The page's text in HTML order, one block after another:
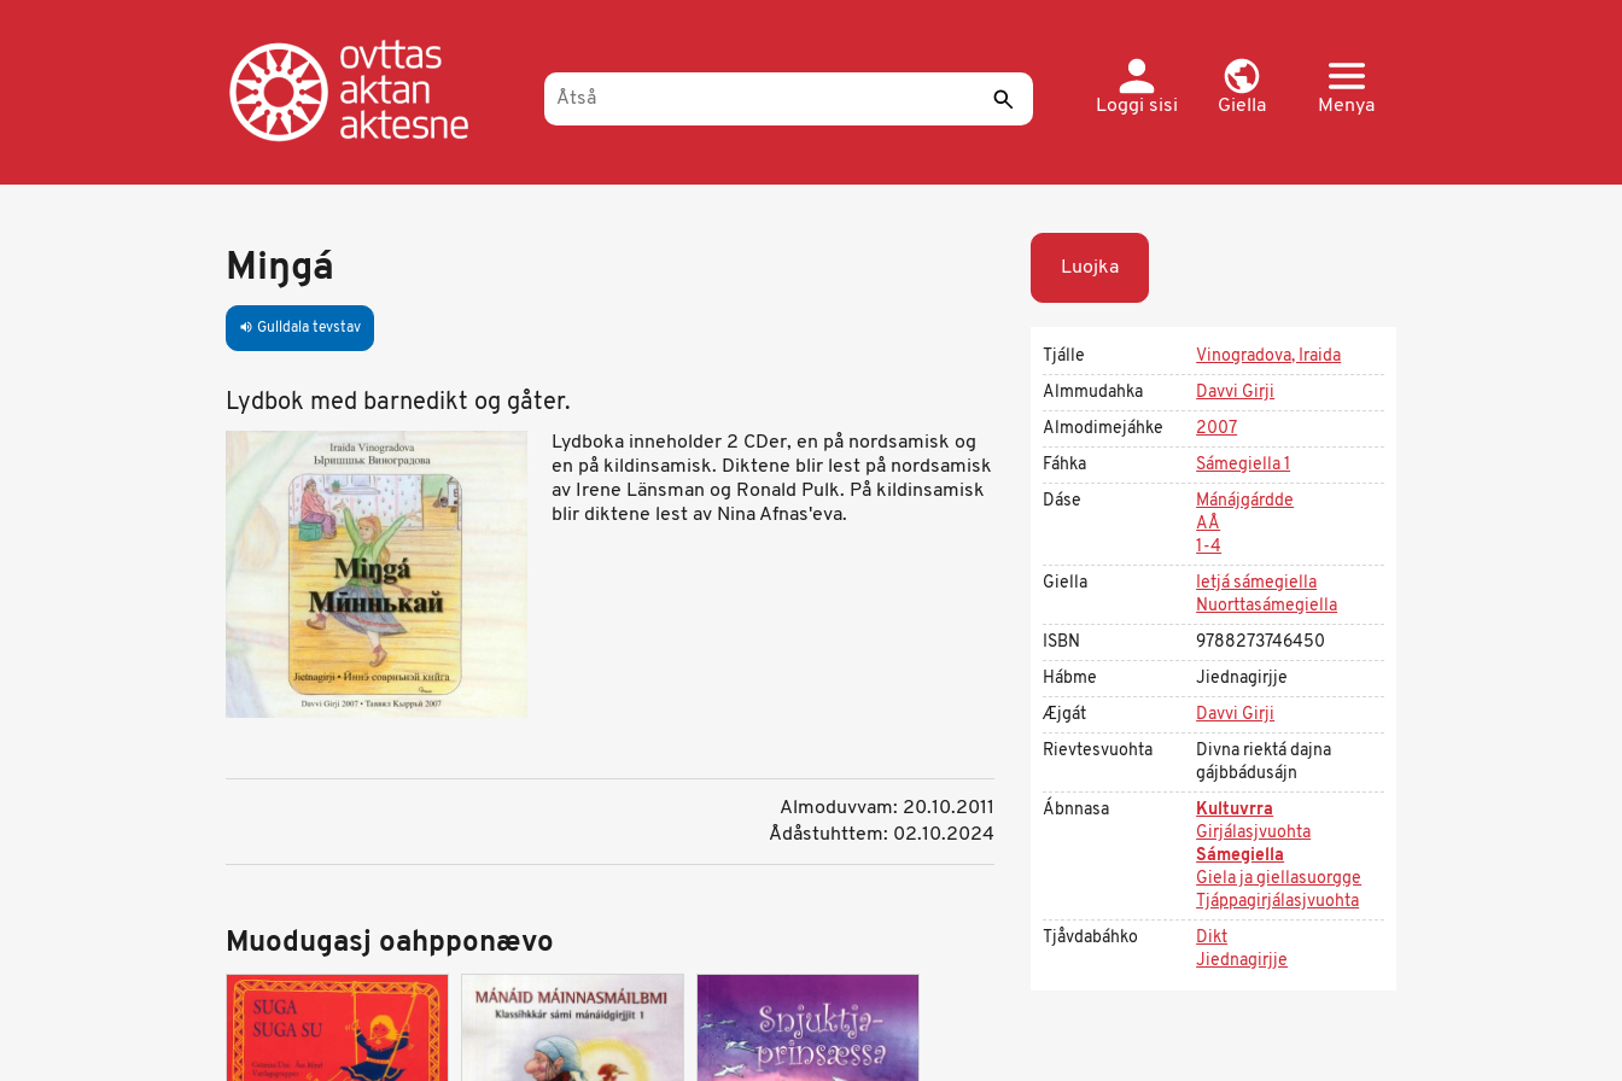
Loggi sisi
Giella Menya
Miŋgá
volume_up Gulldala tevstav
Lydbok med barnedikt og gåter.
Lydboka inneholder 2 CDer, en på nordsamisk og
en på kildinsamisk. Diktene blir lest på nordsamisk
av Irene Länsman og Ronald Pulk. På kildinsamisk
blir diktene lest av Nina Afnas'eva.
Almoduvvam: 20.10.2011
Ådåstuhttem: 02.10.2024
Muodugasj oahpponævo
Luojka
Tjálle
Vinogradova, Iraida
Almmudahka
Davvi Girji
Almodimejáhke
2007
Fáhka
Sámegiella 1
Dáse
Mánájgárdde
AÅ
1-4
Giella
Ietjá sámegiella
Nuorttasámegiella
ISBN
9788273746450
Hábme
Jiednagirjje
Æjgát
Davvi Girji
Rievtesvuohta
Divna riektá dajna
gájbbádusájn
Ábnnasa
Kultuvrra
Girjálasjvuohta
Sámegiella
Giela ja giellasuorgge
Tjáppagirjálasjvuohta
Tjåvdabáhko
Dikt
Jiednagirjje